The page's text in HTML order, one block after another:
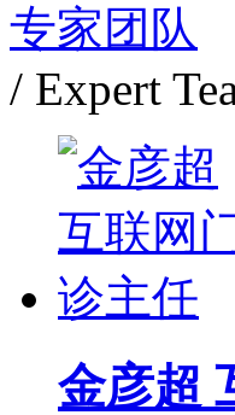
专家团队
/ Expert
金彦超